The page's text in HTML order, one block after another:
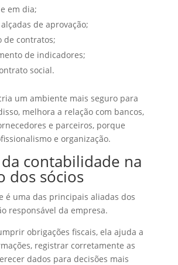
em dia;
de aprovação;
de contratos;
de indicadores;
social.
um ambiente mais seguro para
melhora a relação com bancos,
e parceiros, porque
e organização.
contabilidade na
dos sócios
é uma das principais aliadas dos
responsável da empresa.
obrigações fiscais, ela ajuda a
registrar corretamente as
dados para decisões mais